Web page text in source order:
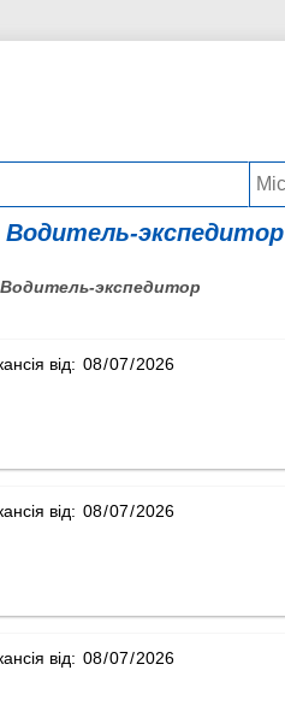
Водитель-экспедитор
Водитель-экспедитор
від:
від:
від: